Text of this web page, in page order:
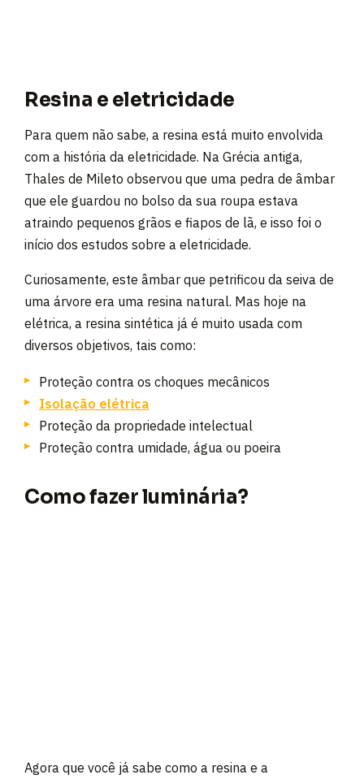
Resina e eletricidade
Para quem não sabe, a resina está muito envolvida
com a história da eletricidade. Na Grécia antiga,
Thales de Mileto observou que uma pedra de âmbar
que ele guardou no bolso da sua roupa estava
atraindo pequenos grãos e fiapos de lã, e isso foi o
início dos estudos sobre a eletricidade.
Curiosamente, este âmbar que petrificou da seiva de
uma árvore era uma resina natural. Mas hoje na
elétrica, a resina sintética já é muito usada com
diversos objetivos, tais como:
Proteção contra os choques mecânicos
Isolação elétrica
Proteção da propriedade intelectual
Proteção contra umidade, água ou poeira
Como fazer luminária?
Agora que você já sabe como a resina e a